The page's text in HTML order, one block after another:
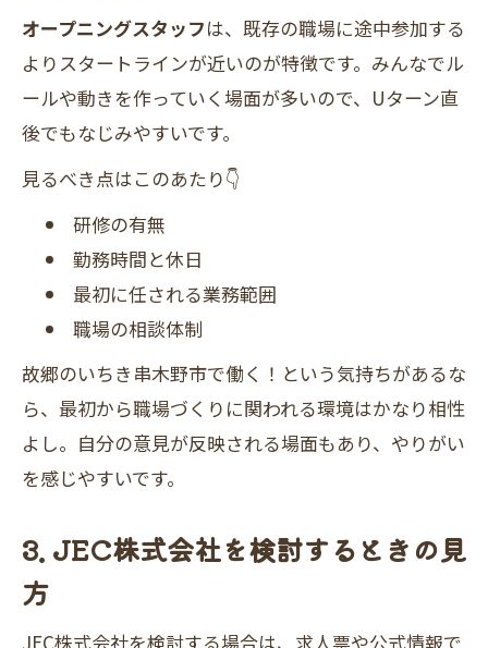
オープニングスタッフは、既存の職場に途中参加する
よりスタートラインが近いのが特徴です。みんなでル
ールや動きを作っていく場面が多いので、Uターン直
後でもなじみやすいです。
見るべき点はこのあたり👇
研修の有無
勤務時間と休日
最初に任される業務範囲
職場の相談体制
故郷のいちき串木野市で働く！という気持ちがあるな
ら、最初から職場づくりに関われる環境はかなり相性
よし。自分の意見が反映される場面もあり、やりがい
を感じやすいです。
3. JEC株式会社を検討するときの見
方
JEC株式会社を検討する場合は、求人票や公式情報で